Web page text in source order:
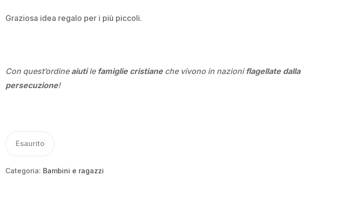
Graziosa idea regalo per i più piccoli.
Con quest’ordine aiutile famiglie cristianeche vivono in nazioniflagellate dalla
persecuzione!
Esaurito
Categoria: Bambini e ragazzi